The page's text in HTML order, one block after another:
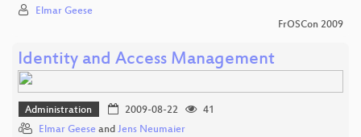
Elmar Geese
FrOSCon 2009
Identity and Access Management
Administration 2009-08-22
41
Elmar Geese and Jens Neumaier